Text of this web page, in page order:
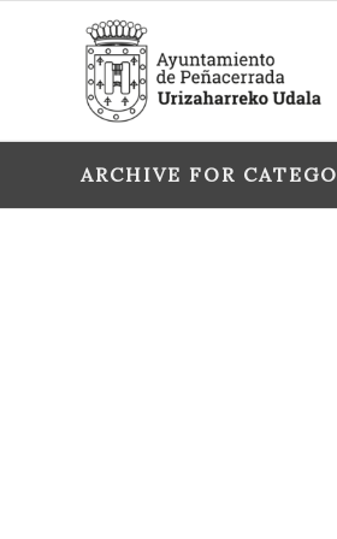
ARCHIVE FOR